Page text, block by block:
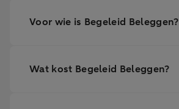
Voor wie is Begeleid Beleggen?
Wat kost Begeleid Beleggen?